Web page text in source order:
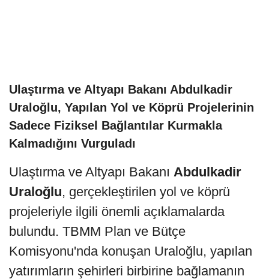
Ulaştırma ve Altyapı Bakanı Abdulkadir
Uraloğlu, Yapılan Yol ve Köprü Projelerinin
Sadece Fiziksel Bağlantılar Kurmakla
Kalmadığını Vurguladı
Ulaştırma ve Altyapı Bakanı Abdulkadir
Uraloğlu, gerçekleştirilen yol ve köprü
projeleriyle ilgili önemli açıklamalarda
bulundu. TBMM Plan ve Bütçe
Komisyonu'nda konuşan Uraloğlu, yapılan
yatırımların şehirleri birbirine bağlamanın